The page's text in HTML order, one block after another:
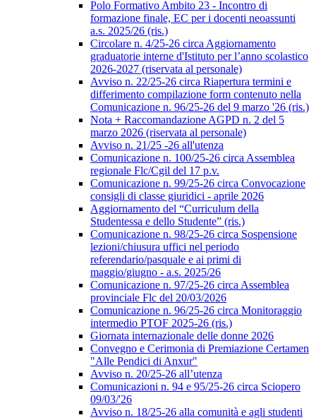
Polo Formativo Ambito 23 - Incontro di
formazione finale, EC per i docenti neoassunti
a.s. 2025/26 (ris.)
Circolare n. 4/25-26 circa Aggiornamento
graduatorie interne d'Istituto per l’anno scolastico
2026-2027 (riservata al personale)
Avviso n. 22/25-26 circa Riapertura termini e
differimento compilazione form contenuto nella
Comunicazione n. 96/25-26 del 9 marzo '26 (ris.)
Nota + Raccomandazione AGPD n. 2 del 5
marzo 2026 (riservata al personale)
Avviso n. 21/25 -26 all'utenza
Comunicazione n. 100/25-26 circa Assemblea
regionale Flc/Cgil del 17 p.v.
Comunicazione n. 99/25-26 circa Convocazione
consigli di classe giuridici - aprile 2026
Aggiornamento del “Curriculum della
Studentessa e dello Studente” (ris.)
Comunicazione n. 98/25-26 circa Sospensione
lezioni/chiusura uffici nel periodo
referendario/pasquale e ai primi di
maggio/giugno - a.s. 2025/26
Comunicazione n. 97/25-26 circa Assemblea
provinciale Flc del 20/03/2026
Comunicazione n. 96/25-26 circa Monitoraggio
intermedio PTOF 2025-26 (ris.)
Giornata internazionale delle donne 2026
Convegno e Cerimonia di Premiazione Certamen
"Alle Pendici di Anxur"
Avviso n. 20/25-26 all’utenza
Comunicazioni n. 94 e 95/25-26 circa Sciopero
09/03/'26
Avviso n. 18/25-26 alla comunità e agli studenti